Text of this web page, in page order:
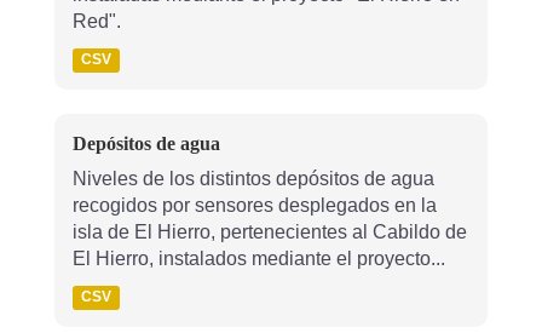
Red".
CSV
Depósitos de agua
Niveles de los distintos depósitos de agua
recogidos por sensores desplegados en la
isla de El Hierro, pertenecientes al Cabildo de
El Hierro, instalados mediante el proyecto...
CSV